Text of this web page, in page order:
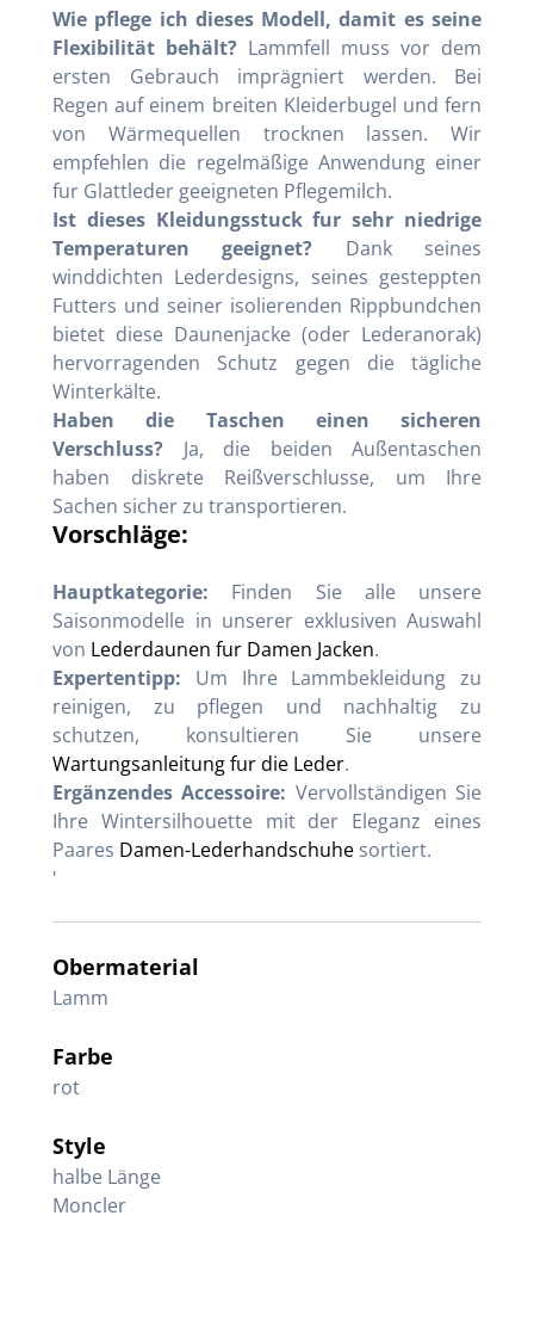
Wie pflege ich dieses Modell, damit es seine
Flexibilität behält? Lammfell muss vor dem
ersten Gebrauch imprägniert werden. Bei
Regen auf einem breiten Kleiderbugel und fern
von Wärmequellen trocknen lassen. Wir
empfehlen die regelmäßige Anwendung einer
fur Glattleder geeigneten Pflegemilch.
Ist dieses Kleidungsstuck fur sehr niedrige
Temperaturen geeignet? Dank seines
winddichten Lederdesigns, seines gesteppten
Futters und seiner isolierenden Rippbundchen
bietet diese Daunenjacke (oder Lederanorak)
hervorragenden Schutz gegen die tägliche
Winterkälte.
Haben die Taschen einen sicheren
Verschluss? Ja, die beiden Außentaschen
haben diskrete Reißverschlusse, um Ihre
Sachen sicher zu transportieren.
Vorschläge:
Hauptkategorie: Finden Sie alle unsere
Saisonmodelle in unserer exklusiven Auswahl
von Lederdaunen fur Damen Jacken.
Expertentipp: Um Ihre Lammbekleidung zu
reinigen, zu pflegen und nachhaltig zu
schutzen, konsultieren Sie unsere
Wartungsanleitung fur die Leder.
Ergänzendes Accessoire: Vervollständigen Sie
Ihre Wintersilhouette mit der Eleganz eines
Paares Damen-Lederhandschuhe sortiert.
'
Obermaterial
Lamm
Farbe
rot
Style
halbe Länge
Moncler